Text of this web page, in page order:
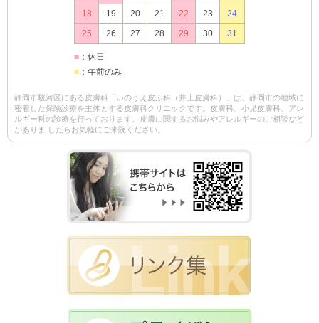
18
19 20 21 22 23
24
25
26 27 28 29 30 31
■ ：休日
■ ：午前のみ
静岡市駿河区にある皮膚科「いのうえ皮ふ科（井上皮膚科）」は、静岡市の地域に
密着した保険診療を主体とする皮膚科クリニックです。皮膚科、小児皮膚科、アレ
ルギー科の診療を行っております。皮膚に関するお悩みやアレルギーのご相談など
がありま したらお気軽にご来院ください。